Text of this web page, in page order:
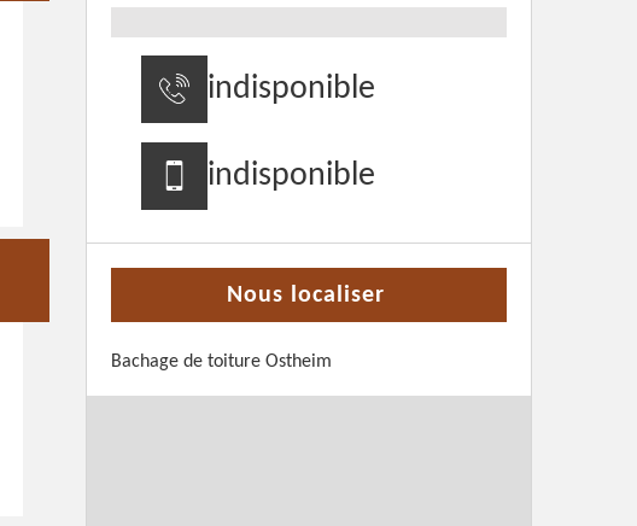
indisponible
indisponible
Nous localiser
Bachage de toiture Ostheim